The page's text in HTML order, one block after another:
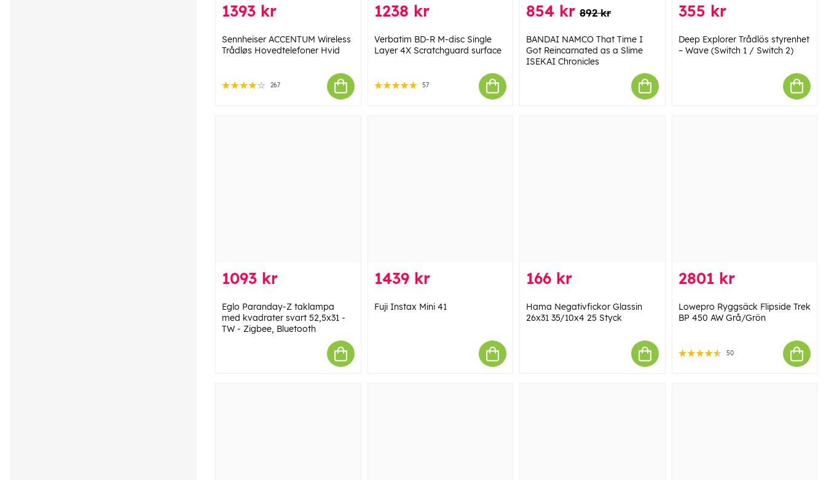
1393 kr
Sennheiser ACCENTUM Wireless
Trådløs Hovedtelefoner Hvid
267
1238 kr
Verbatim BD-R M-disc Single
Layer 4X Scratchguard surface
57
854 kr 892 kr
BANDAI NAMCO That Time I
Got Reincarnated as a Slime
ISEKAI Chronicles
355 kr
Deep Explorer Trådlös styrenhet
– Wave (Switch 1 / Switch 2)
1093 kr
Eglo Paranday-Z taklampa
med kvadrater svart 52,5x31 -
TW - Zigbee, Bluetooth
1439 kr
Fuji Instax Mini 41
166 kr
Hama Negativfickor Glassin
26x31 35/10x4 25 Styck
2801 kr
Lowepro Ryggsäck Flipside Trek
BP 450 AW Grå/Grön
50